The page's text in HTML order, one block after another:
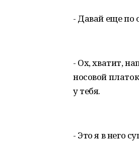
- Давай еще по
- Ох, хватит,
носовой
у тебя.
- Это я в него